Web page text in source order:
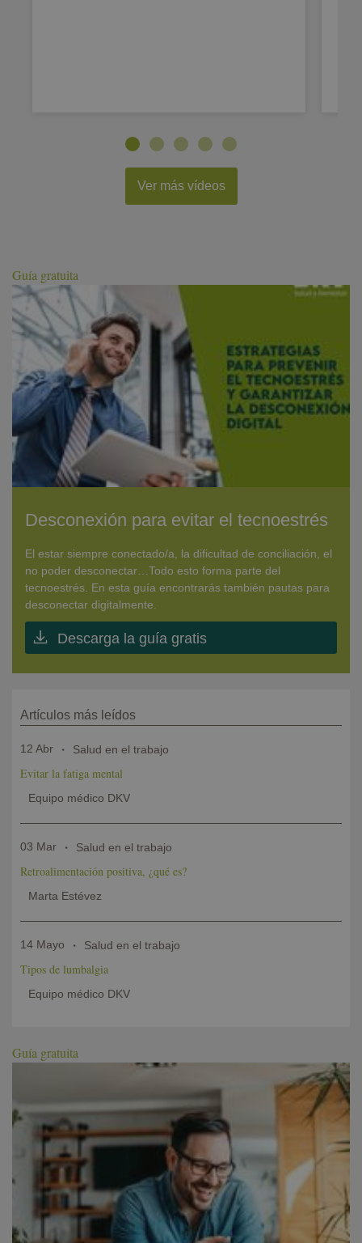
Ver más vídeos
Guía gratuita
Desconexión para evitar el tecnoestrés
El estar siempre conectado/a, la dificultad de conciliación, el
no poder desconectar…Todo esto forma parte del
tecnoestrés. En esta guía encontrarás también pautas para
desconectar digitalmente.
Descarga la guía gratis
Artículos más leídos
12 Abr Salud en el trabajo
Evitar la fatiga mental
Equipo médico DKV
03 Mar Salud en el trabajo
Retroalimentación positiva, ¿qué es?
Marta Estévez
14 Mayo Salud en el trabajo
Tipos de lumbalgia
Equipo médico DKV
Guía gratuita